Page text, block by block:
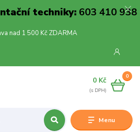
techniky:603 410 938
nad 1 500 Kč ZDARMA
Menu
0
0 Kč